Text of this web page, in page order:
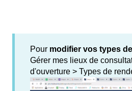
Pour modifier vos types
Gérer mes lieux de
d'ouverture > Types de